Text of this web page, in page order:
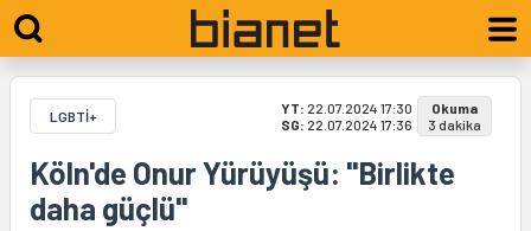
LGBTİ+ YT: 22.07.2024 17:30
SG: 22.07.2024 17:36
Okuma
3 dakika
Köln'de Onur Yürüyüşü: "Birlikte
daha güçlü"